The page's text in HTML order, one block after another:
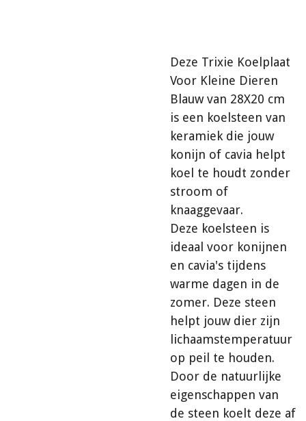
Deze Trixie Koelplaat
Voor Kleine Dieren
Blauw van 28X20 cm
is een koelsteen van
keramiek die jouw
konijn of cavia helpt
koel te houdt zonder
stroom of
knaaggevaar.
Deze koelsteen is
ideaal voor konijnen
en cavia's tijdens
warme dagen in de
zomer. Deze steen
helpt jouw dier zijn
lichaamstemperatuur
op peil te houden.
Door de natuurlijke
eigenschappen van
de steen koelt deze af